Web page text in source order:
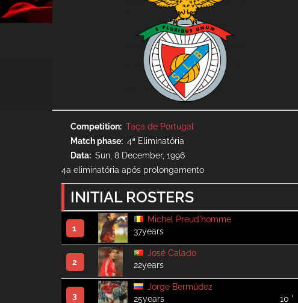
Competition
Taça de Portugal
Match phase
4ª Eliminatória
Data
Sun, 8 December, 1996
4a eliminatória após prolongamento
INITIAL ROSTERS
1
Michel Preud'homme
37years
2
José Calado
22years
3
Jorge Bermúdez
25years
10 '